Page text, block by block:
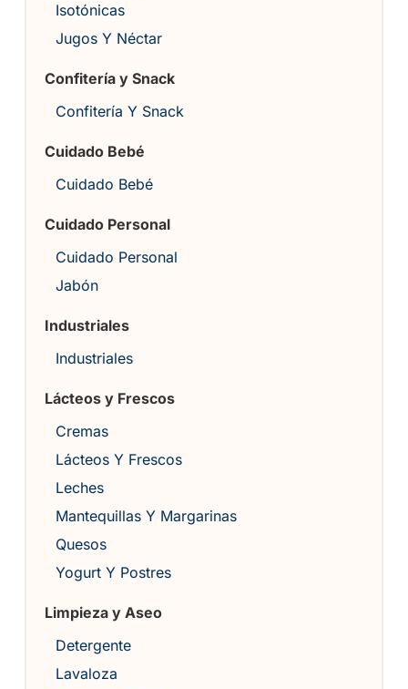
Isotónicas
Jugos Y Néctar
Confitería y Snack
Confitería Y Snack
Cuidado Bebé
Cuidado Bebé
Cuidado Personal
Cuidado Personal
Jabón
Industriales
Industriales
Lácteos y Frescos
Cremas
Lácteos Y Frescos
Leches
Mantequillas Y Margarinas
Quesos
Yogurt Y Postres
Limpieza y Aseo
Detergente
Lavaloza